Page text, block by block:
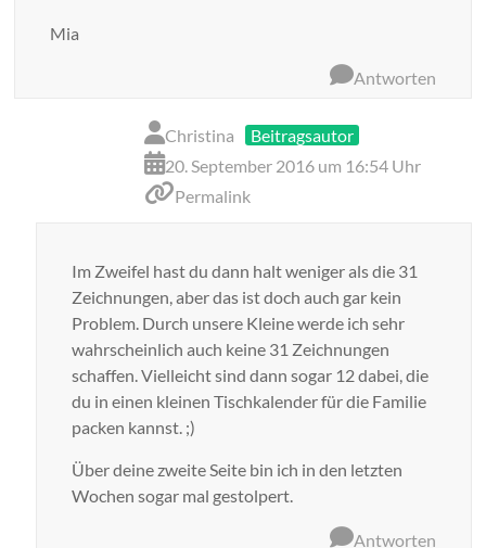
Mia
Antworten
Christina
Beitragsautor
20. September 2016 um 16:54 Uhr
Permalink
Im Zweifel hast du dann halt weniger als die 31
Zeichnungen, aber das ist doch auch gar kein
Problem. Durch unsere Kleine werde ich sehr
wahrscheinlich auch keine 31 Zeichnungen
schaffen. Vielleicht sind dann sogar 12 dabei, die
du in einen kleinen Tischkalender für die Familie
packen kannst. ;)
Über deine zweite Seite bin ich in den letzten
Wochen sogar mal gestolpert.
Antworten